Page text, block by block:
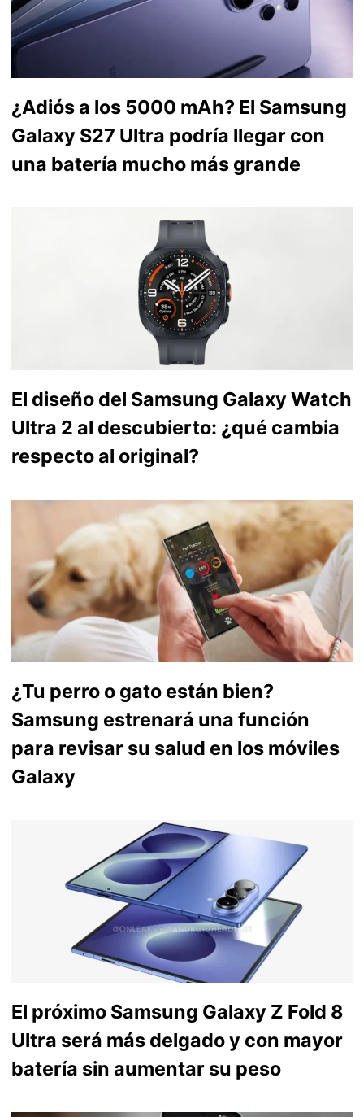
¿Adiós a los 5000 mAh? El Samsung
Galaxy S27 Ultra podría llegar con
una batería mucho más grande
El diseño del Samsung Galaxy Watch
Ultra 2 al descubierto: ¿qué cambia
respecto al original?
¿Tu perro o gato están bien?
Samsung estrenará una función
para revisar su salud en los móviles
Galaxy
El próximo Samsung Galaxy Z Fold 8
Ultra será más delgado y con mayor
batería sin aumentar su peso